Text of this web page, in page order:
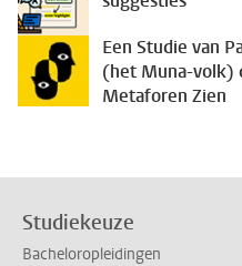
Een Studie van
(het Muna-volk)
Metaforen Zien
Studiekeuze
Bacheloropleidingen